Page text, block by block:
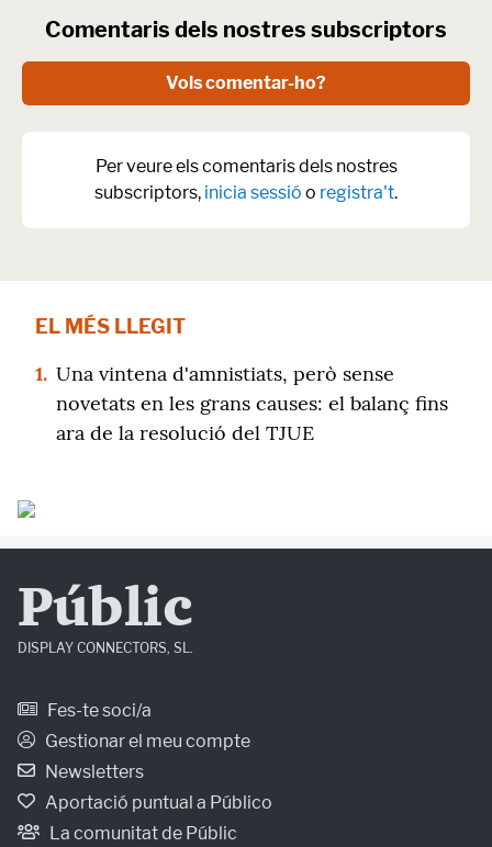
Comentaris dels nostres subscriptors
Vols comentar-ho?
Per veure els comentaris dels nostres
subscriptors, inicia sessió o registra't.
EL MÉS LLEGIT
1. Una vintena d'amnistiats, però sense
novetats en les grans causes: el balanç fins
ara de la resolució del TJUE
Públic
DISPLAY CONNECTORS, SL.
Fes-te soci/a
Gestionar el meu compte
Newsletters
Aportació puntual a Público
La comunitat de Públic